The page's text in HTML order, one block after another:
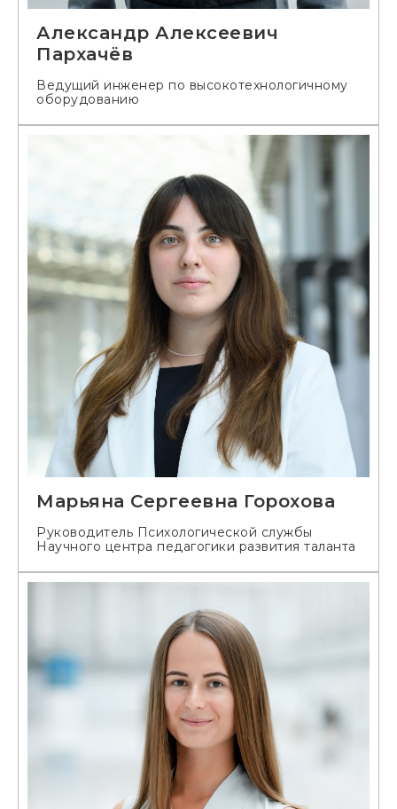
Александр Алексеевич
Пархачёв
Ведущий инженер по высокотехнологичному
оборудованию
Марьяна Сергеевна Горохова
Руководитель Психологической службы
Научного центра педагогики развития таланта